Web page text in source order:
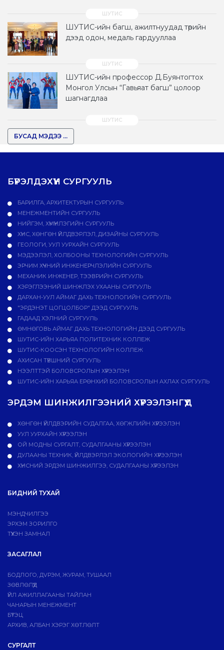
ШУТИС-ийн багш, ажилтнуудад төрийн
дээд одон, медаль гардууллаа
ШУТИС-ийн профессор Д.Буянтогтох
Монгол Улсын “Гавьяат багш” цолоор
шагнагдлаа
БУСАД МЭДЭЭ ...
БҮРЭЛДЭХҮҮН СУРГУУЛЬ
БАРИЛГА, АРХИТЕКТУРЫН СУРГУУЛЬ
МЕНЕЖМЕНТИЙН СУРГУУЛЬ
НИЙГЭМ, ХҮМҮҮНЛЭГИЙН СУРГУУЛЬ
ХҮНС, ХӨНГӨН ҮЙЛДВЭРЛЭЛ, ДИЗАЙНЫ СУРГУУЛЬ
ГЕОЛОГИ, УУЛ УУРХАЙН СУРГУУЛЬ
МЭДЭЭЛЭЛ, ХОЛБООНЫ ТЕХНОЛОГИЙН СУРГУУЛЬ
ЭРЧИМ ХҮЧНИЙ ИНЖЕНЕРЧЛЭЛИЙН СУРГУУЛЬ
МЕХАНИК ИНЖЕНЕР, ТЭЭВРИЙН СУРГУУЛЬ
ХЭРЭГЛЭЭНИЙ ШИНЖЛЭХ УХААНЫ СУРГУУЛЬ
ДАРХАН-УУЛ АЙМАГ ДАХЬ ТЕХНОЛОГИЙН СУРГУУЛЬ
"ЭРДЭНЭТ ЦОГЦОЛБОР" ДЭЭД СУРГУУЛЬ
ГАДААД ХЭЛНИЙ СУРГУУЛЬ
ӨМНӨГОВЬ АЙМАГ ДАХЬ ТЕХНОЛОГИЙН ДЭЭД СУРГУУЛЬ
ШУТИС-ИЙН ХАРЬЯА ПОЛИТЕХНИК КОЛЛЕЖ
ШУТИС-КООСЭН ТЕХНОЛОГИЙН КОЛЛЕЖ
АХИСАН ТҮВШНИЙ СУРГУУЛЬ
НЭЭЛТТЭЙ БОЛОВСРОЛЫН ХҮРЭЭЛЭН
ШУТИС-ИЙН ХАРЬЯА ЕРӨНХИЙ БОЛОВСРОЛЫН АХЛАХ СУРГУУЛЬ
ЭРДЭМ ШИНЖИЛГЭЭНИЙ ХҮРЭЭЛЭНГҮҮД
ХӨНГӨН ҮЙЛДВЭРИЙН СУДАЛГАА, ХӨГЖЛИЙН ХҮРЭЭЛЭН
УУЛ УУРХАЙН ХҮРЭЭЛЭН
ОЙ МОДНЫ СУРГАЛТ, СУДАЛГААНЫ ХҮРЭЭЛЭН
ДУЛААНЫ ТЕХНИК, ҮЙЛДВЭРЛЭЛ ЭКОЛОГИЙН ХҮРЭЭЛЭН
ХҮНСНИЙ ЭРДЭМ ШИНЖИЛГЭЭ, СУДАЛГААНЫ ХҮРЭЭЛЭН
БИДНИЙ ТУХАЙ
МЭНДЧИЛГЭЭ
ЭРХЭМ ЗОРИЛГО
ТҮҮХЭН ЗАМНАЛ
ЗАСАГЛАЛ
БОДЛОГО, ДVРЭМ, ЖУРАМ, ТУШААЛ
ЗӨВЛӨЛҮҮД
ҮЙЛ АЖИЛЛАГААНЫ ТАЙЛАН
ЧАНАРЫН МЕНЕЖМЕНТ
БҮТЭЦ
АРХИВ, АЛБАН ХЭРЭГ ХӨТЛӨЛТ
СУРГАЛТ